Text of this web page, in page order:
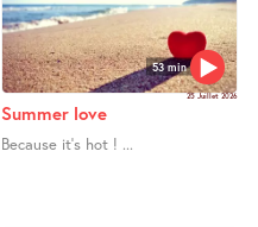
53 min
25 Juillet 2026
Summer love
Because it’s hot ! ...